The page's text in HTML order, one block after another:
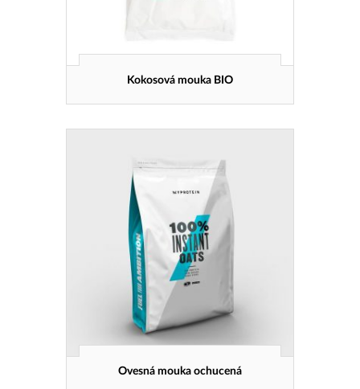
Kokosová mouka BIO
Ovesná mouka ochucená